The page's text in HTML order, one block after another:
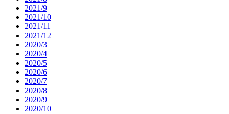
2021/9
2021/10
2021/11
2021/12
2020/3
2020/4
2020/5
2020/6
2020/7
2020/8
2020/9
2020/10